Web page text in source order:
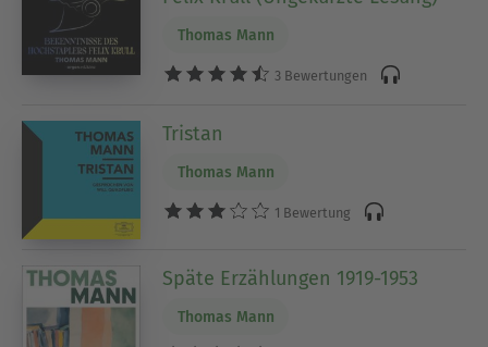
Thomas Mann
3 Bewertungen
Tristan
Thomas Mann
1 Bewertung
Späte Erzählungen 1919-1953
Thomas Mann